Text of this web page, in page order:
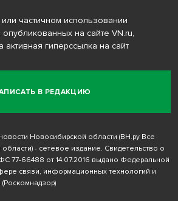
В РЕДАКЦИЮ
частичном использовании
на сайте VN.ru,
активная гиперссылка на сайт
Новосибирской области (ВН.ру Все
- сетевое издание. Свидетельство о
77-66488 от 14.07.2016 выдано Федеральной
связи, информационных технологий и